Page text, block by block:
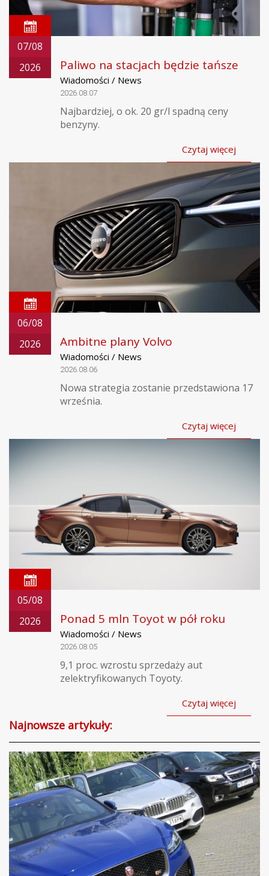
07/08
2026
Paliwo na stacjach będzie tańsze
Wiadomości / News
2026.08.07
Najbardziej, o ok. 20 gr/l spadną ceny
benzyny.
Czytaj więcej
06/08
2026
Ambitne plany Volvo
Wiadomości / News
2026.08.06
Nowa strategia zostanie przedstawiona 17
września.
Czytaj więcej
05/08
2026
Ponad 5 mln Toyot w pół roku
Wiadomości / News
2026.08.05
9,1 proc. wzrostu sprzedaży aut
zelektryfikowanych Toyoty.
Czytaj więcej
Najnowsze artykuły: